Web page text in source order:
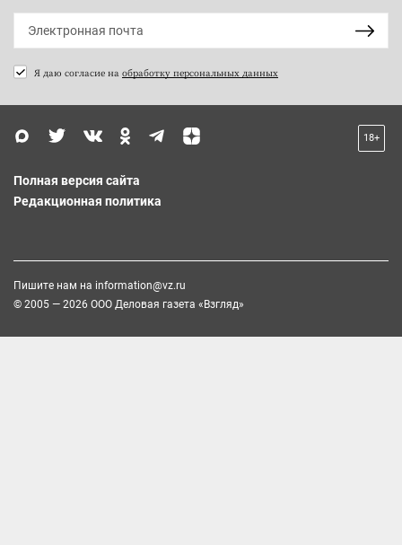
Я даю согласие на обработку персональных данных
18+
Полная версия сайта
Редакционная политика
Пишите нам на information@vz.ru
© 2005 — 2026 ООО Деловая газета «Взгляд»